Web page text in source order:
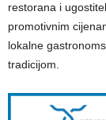
restorana i
promotivnim
lokalne
tradicijom.